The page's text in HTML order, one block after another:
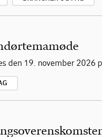
den 19. november 2026